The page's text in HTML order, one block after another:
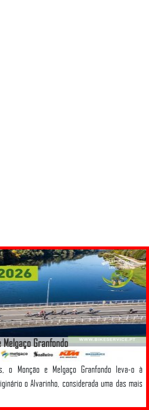
Melgaço Granfondo
o Monção e Melgaço Granfondo leva-o à
o Alvarinho, considerada uma das mais